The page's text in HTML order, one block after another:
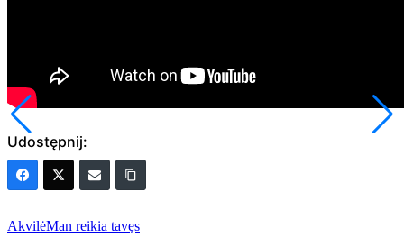
Udostępnij:
Tags:
AkvilėMan reikia tavęs